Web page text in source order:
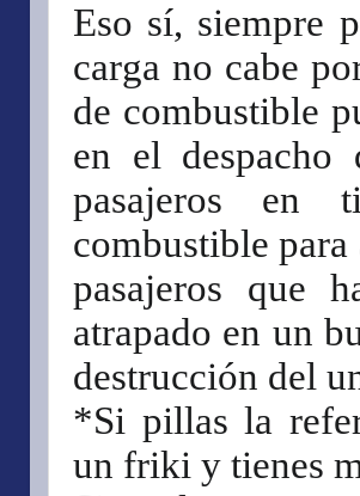
Eso sí, siempre
carga no cabe
de combustible
en el despacho
pasajeros en
combustible
pasajeros que
atrapado en un
destrucción del
*Si pillas la
un friki y tienes